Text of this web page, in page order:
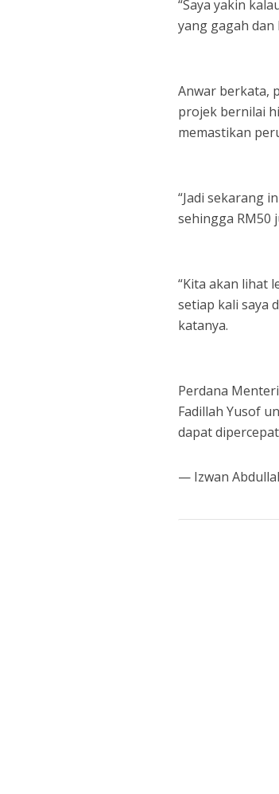
“Saya yakin
yang gagah dan
Anwar berkata,
projek bernilai
memastikan
“Jadi sekarang
sehingga RM50
“Kita akan lihat
setiap kali saya
katanya.
Perdana
Fadillah Yusof
dapat
— Izwan